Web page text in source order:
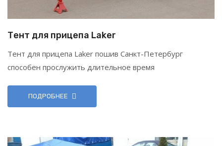
Тент для прицепа Laker
Тент для прицепа Laker пошив Санкт-Петербург
способен прослужить длительное время
ПОДРОБНЕЕ